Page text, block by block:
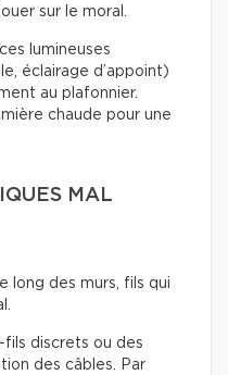
sur le moral.
lumineuses
éclairage d’appoint)
au plafonnier.
chaude pour une
MAL
long des murs, fils qui
fils discrets ou des
des câbles. Par